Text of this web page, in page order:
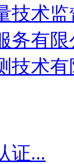
技术
务有
技术
证...